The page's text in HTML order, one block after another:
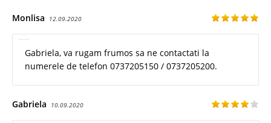
Monlisa 12.09.2020
Gabriela, va rugam frumos sa ne contactati la
numerele de telefon 0737205150 / 0737205200.
Gabriela 10.09.2020